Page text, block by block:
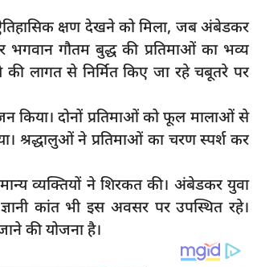
क्षण देखने को मिला, जब अंबेडकर
गौतम बुद्ध की प्रतिमाओं का भव्य
लागत से निर्मित किए जा रहे चबूतरे पर
किया। दोनों प्रतिमाओं को फूल मालाओं से
ने प्रतिमाओं का चरण स्पर्श कर
व्यक्तियों ने शिरकत की। अंबेडकर युवा
कांत भी इस अवसर पर उपस्थित रहे।
की योजना है।